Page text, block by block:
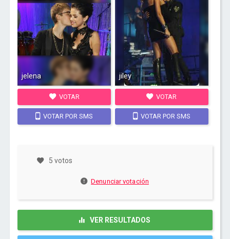
jelena
VOTAR
VOTAR POR SMS
jiley
VOTAR
VOTAR POR SMS
5 votos
Denunciar votación
VER RESULTADOS